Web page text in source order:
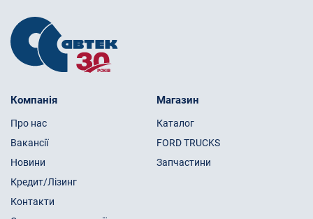
Компанія
Про нас
Вакансії
Новини
Кредит/Лізинг
Контакти
Магазин
Каталог
FORD TRUCKS
Запчастини